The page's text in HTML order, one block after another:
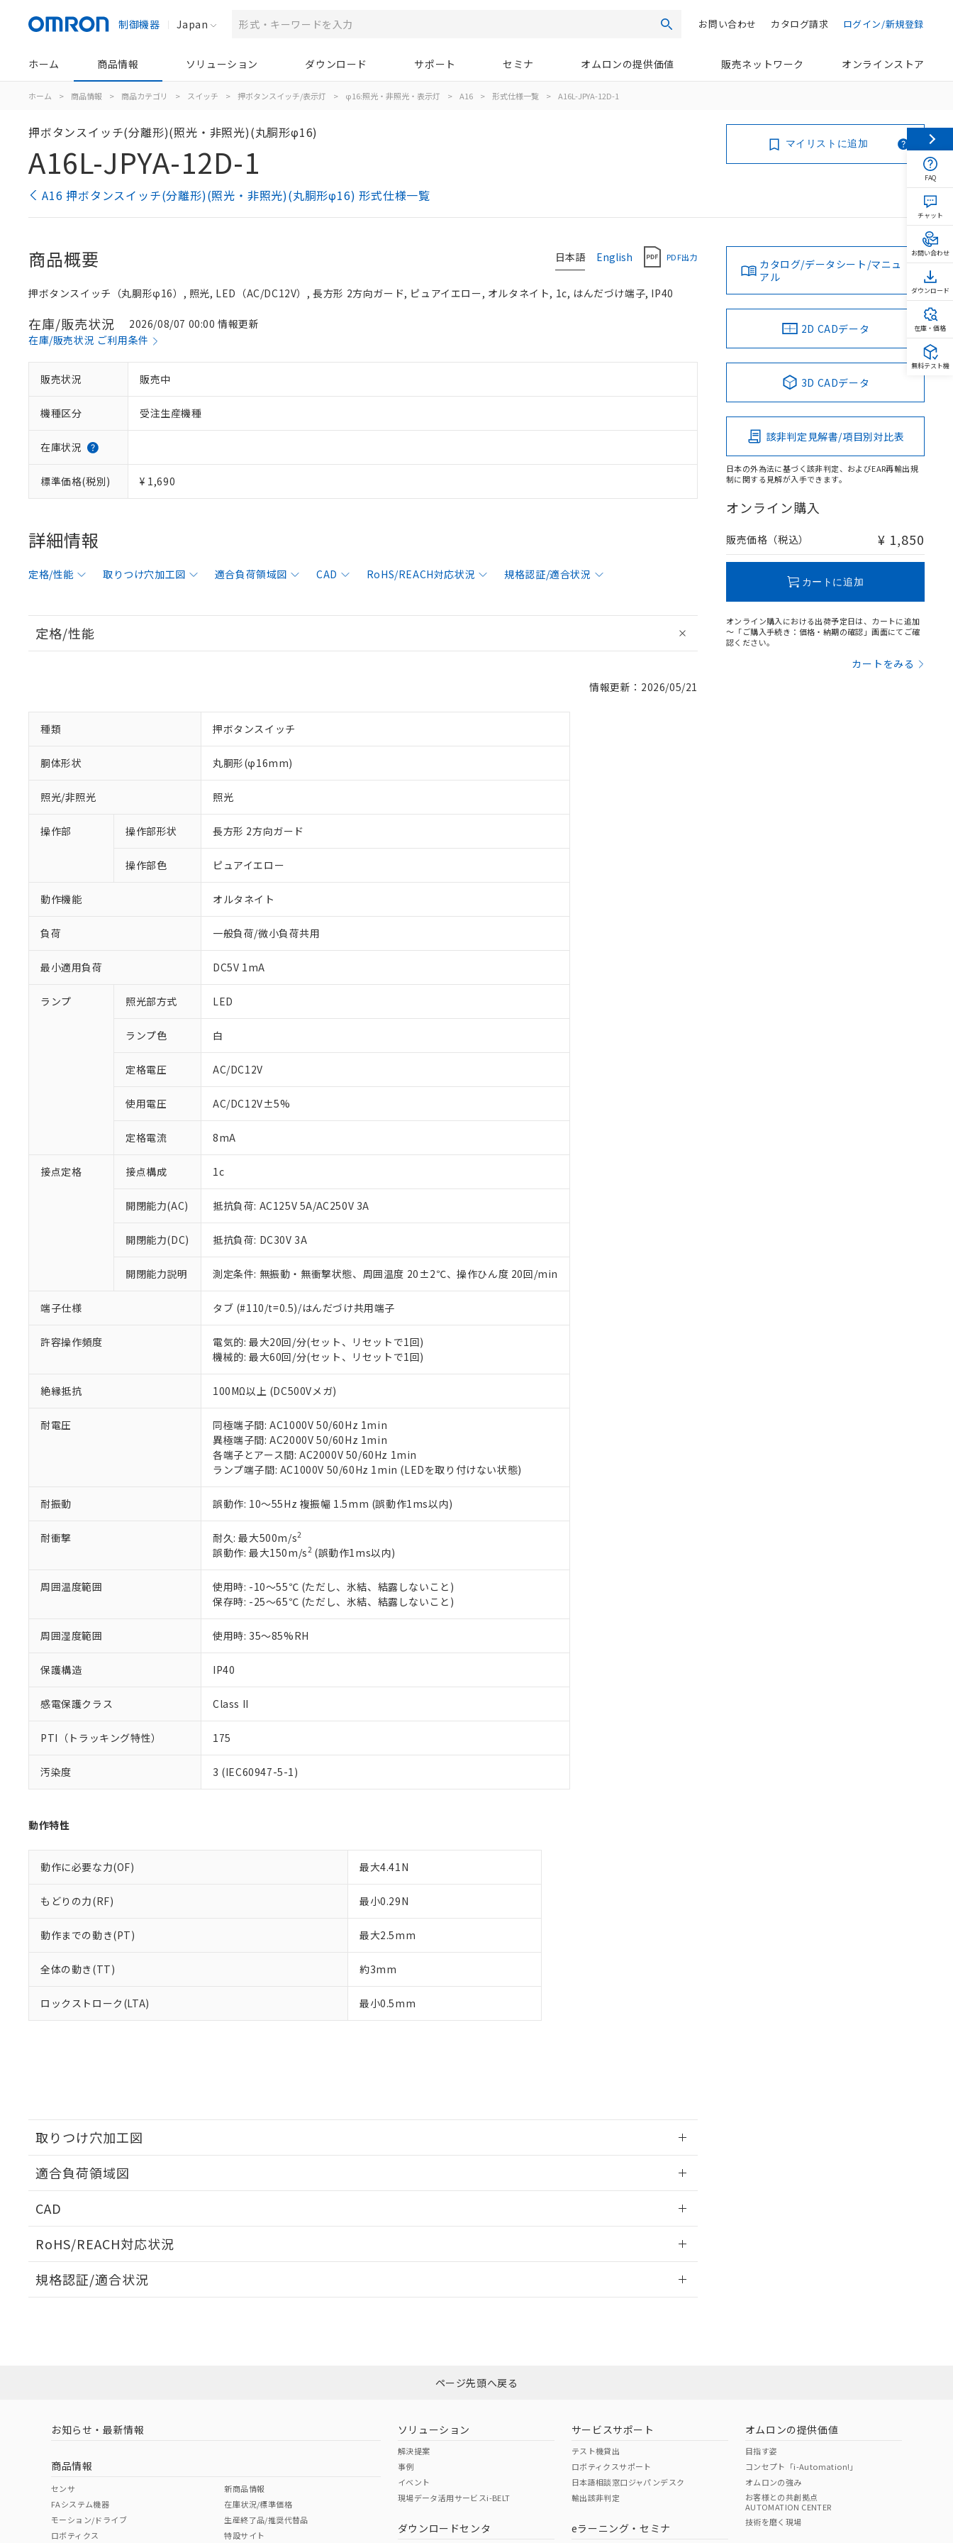
制御機器 Japan 検索 ログイン/新規登録
カタログ請求
お問い合わせ
ホーム 商品情報 ソリューション ダウンロード サポート セミナ オムロンの提供価値 販売ネットワーク オンラインストア
ホーム > 商品情報 > 商品カテゴリ > スイッチ > 押ボタンスイッチ/表示灯 > φ16:照光・非照光・表示灯 > A16 > 形式仕様一覧 > A16L-JPYA-12D-1
押ボタンスイッチ(分離形)(照光・非照光)(丸胴形φ16)
A16L-JPYA-12D-1
A16 押ボタンスイッチ(分離形)(照光・非照光)(丸胴形φ16) 形式仕様一覧
マイリストに追加
日本語 English PDF出力
商品概要
押ボタンスイッチ（丸胴形φ16）, 照光, LED（AC/DC12V）, 長方形 2方向ガード, ピュアイエロー, オルタネイト, 1c, はんだづけ端子, IP40
在庫/販売状況
2026/08/07 00:00 情報更新
在庫/販売状況 ご利用条件
販売状況 販売中
機種区分 受注生産機種
在庫状況
標準価格(税別) ¥ 1,690
詳細情報
定格/性能 取りつけ穴加工図 適合負荷領域図 CAD RoHS/REACH対応状況 規格認証/適合状況
定格/性能
情報更新：2026/05/21
種類 押ボタンスイッチ
胴体形状 丸胴形(φ16mm)
照光/非照光 照光
操作部 操作部形状 長方形 2方向ガード
操作部色 ピュアイエロー
動作機能 オルタネイト
負荷 一般負荷/微小負荷共用
最小適用負荷 DC5V 1mA
ランプ 照光部方式 LED
ランプ色 白
定格電圧 AC/DC12V
使用電圧 AC/DC12V±5%
定格電流 8mA
接点定格 接点構成 1c
開閉能力(AC) 抵抗負荷: AC125V 5A/AC250V 3A
開閉能力(DC) 抵抗負荷: DC30V 3A
開閉能力説明 測定条件: 無振動・無衝撃状態、周囲温度 20±2℃、操作ひん度 20回/min
端子仕様 タブ (#110/t=0.5)/はんだづけ共用端子
許容操作頻度
電気的: 最大20回/分(セット、リセットで1回)
機械的: 最大60回/分(セット、リセットで1回)
絶縁抵抗 100MΩ以上 (DC500Vメガ)
耐電圧
同極端子間: AC1000V 50/60Hz 1min
異極端子間: AC2000V 50/60Hz 1min
各端子とアース間: AC2000V 50/60Hz 1min
ランプ端子間: AC1000V 50/60Hz 1min (LEDを取り付けない状態)
耐振動 誤動作: 10～55Hz 複振幅 1.5mm (誤動作1ms以内)
耐衝撃 耐久: 最大500m/s2
誤動作: 最大150m/s2(誤動作1ms以内)
周囲温度範囲
使用時: -10～55℃ (ただし、氷結、結露しないこと)
保存時: -25～65℃ (ただし、氷結、結露しないこと)
周囲湿度範囲 使用時: 35～85%RH
保護構造 IP40
感電保護クラス Class II
PTI（トラッキング特性） 175
汚染度 3 (IEC60947-5-1)
動作特性
動作に必要な力(OF) 最大4.41N
もどりの力(RF) 最小0.29N
動作までの動き(PT) 最大2.5mm
全体の動き(TT) 約3mm
ロックストローク(LTA) 最小0.5mm
取りつけ穴加工図
適合負荷領域図
CAD
RoHS/REACH対応状況
EU RoHS 注意事項・凡例
ダウンロードはこちら
中国 RoHS 注意事項・凡例
中国 RoHS表
Pb Hg Cr(VI)
規格認証/適合状況
（イギリス
（ノルウェー
（日本
（アメリカ
この製品の規格認証/適合状況ページへ
カタログ/データシート/マニュ
アル
2D CADデータ
3D CADデータ
該非判定見解書/項目別対比表
日本の外為法に基づく該非判定、およびEAR再輸出規
制に関する見解が入手できます。
オンライン購入
販売価格（税込） ¥ 1,850
カートに追加
オンライン購入における出荷予定日は、カートに追加
～「ご購入手続き：価格・納期の確認」画面にてご確
認ください。
カートをみる
ご利用条件
本サービスは、当社制御機器事業取扱商品の当社在庫状況および標準価格(税抜)を提供させていただ
くものです。
当社制御機器事業取扱商品の中には、本サービスの対象外となる商品もあることをご了承ください。
在庫状況および標準価格照会結果は、記載している更新日時点での社内データに基づき作成されるも
い。
正式な納期状況および標準価格はお客様のお取引先、またはお客様担当のオムロン制御機器販売店・
当社販売員にご相談ください。
オムロン制御機器販売店や当社販売拠点は「
在庫状況および標準価格結果を当社の事前の承諾なく第三者に漏洩または開示しないようお願いしま
す。
マイパーツ機能（部品リスト作成サービス）をご利用いただくには、I-Webメンバーズにご登録され
ている必要があります。
が、当社の製品・サービスに関するお客様との取引・商談に必要な範囲で利用することをご了承くだ
さい。
※当社の共同利用者とは、"個人情報の共同利用に関して"
対応済み：EU RoHS指令（10物質）の非含有に対応した製品が提供可能な商品です。
対応予定なし：EU RoHS指令（10物質）の非含有に非対応の商品で、対応品を出す予定はありません。
調査・確認中：EU RoHS指令（10物質）の非含有の対応状況を調査中または確認中の商品です。
仕入先様の事情により、非含有部品としていたものが、含有品と判明した場合などやむを得ず変更すること
があります。
*EU RoHS指令（10物質）：
六価クロム(Cr(Ⅵ)) 1000ppm以下、ポリ臭化ビフェニル類(PBB) 1000ppm以下、ポリ臭化ジフェニルエーテル類(PBDE) 1000ppm以下、
フタル酸ビス(2-エチルヘキシル) (DEHP)(別名：DOP) 1000ppm以下、フタル酸ブチルベンジル（BBP） 1000ppm以下、フタル酸ジブチ
ル（DBP） 1000ppm以下、フタル酸ジイソブチル (DIBP) 1000ppm以下
但し、RoHS指令で産業用監視および制御機器に対する適用除外項目は除く。
フタル酸エステル類の４物質については閾値を超える意図的な使用がないことを確認しています。
※2 対応予定月
部品在庫の切り替え状況などにより、予定月が前後することがあります。
※3 非含有証明書ダウンロード
下記の非含有証明書をダウンロードすることができます。
51物質の非含有証明書（当社基準）
※本証明書は発行日時点で非含有を証明するもので、過去に遡って非含有を証明するものではありません。
また、RoHS指令のフタル酸エステル類４物質の対応では、対応完了までの期間は出荷製品に未対応品が
混在することから備考欄に対応日を記載しておりました。
既に当社にて対応品への在庫切替を完了していることから、特段のことがない限り、2022年1月12日よ
り割愛しております。
※1 中国RoHS○×表
「○」：最大均質材料含有率が中国RoHSの基準値以下であることを示します。
「×」：最大均質材料含有率が中国RoHSの基準値を超えていることを示します。
*中国RoHS10物質の基準値 (GB/T26572)：
Pb(鉛) :1000ppm、 Hg(水銀) : 1000ppm、 Cd(カドミウム) : 100ppm、
DBP(フタル酸ジブチル) : 1000ppm、 DIBP(フタル酸ジイソブチル) : 1000ppm、 BBP(フタル酸ブチルベンジル) : 1000ppm、
※2 環境保護使用期限
「ｅ」：有害物質（10物質）のすべてが基準値以下であることを示します。
「10」：通常の使用状況下において有害物質が外部に漏えいし、環境に深刻な影響を及ぼさない年数を意
味します。
「－」：未確認です。当社販売部門へお問い合わせください。
当社は、これら貴社製品のうち、外国為替および外国貿易法に定める商品（以下｢規制貨物等」とい
う）を輸出または国外への提供する場合は、日本国政府の輸出許可(または役務取引許可)を取得する
などの必要な手続きをとります。
ます。
当社は貴社製品を、核兵器、ミサイル、化学兵器、生物兵器またはその他武器並びにこれらの製造装
当社は、貴社製品を第三者に販売する場合は、上記1、2および3の内容を当該第三者に通知します。
また当社は、販売先および販売に係わる関係者が違法に輸出するおそれがある場合は、取り引きをい
たしません。
記
号
説明
○ 一定数以上の在庫あり
△ 一定数には満たないが在庫あり
－
在庫なし(最新の在庫状況については、お客様のお取引先、またはお客様担当のオムロン制御
機器販売店・当社販売員にご確認ください)
空
白
受注生産機種、また在庫状況の情報を公開していない機種
ページ先頭へ戻る
お知らせ・最新情報
商品情報
センサ
FAシステム機器
モーション/ドライブ
ロボティクス
新商品情報
在庫状況/標準価格
生産終了品/推奨代替品
特設サイト
ソリューション
解決提案
事例
イベント
現場データ活用サービスi-BELT
ダウンロードセンタ
サービスサポート
テスト機貸出
ロボティクスサポート
日本語相談窓口ジャパンデスク
輸出該非判定
eラーニング・セミナ
オムロンの提供価値
目指す姿
コンセプト「i-Automation!」
オムロンの強み
お客様との共創拠点
AUTOMATION CENTER
技術を磨く現場
FAQ
チャット
お問い合わせ
ダウンロード
在庫・価格
無料テスト機